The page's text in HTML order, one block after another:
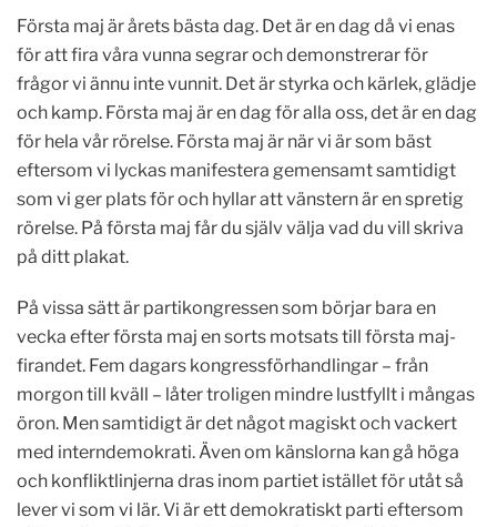
Första maj är årets bästa dag. Det är en dag då vi enas
för att fira våra vunna segrar och demonstrerar för
frågor vi ännu inte vunnit. Det är styrka och kärlek, glädje
och kamp. Första maj är en dag för alla oss, det är en dag
för hela vår rörelse. Första maj är när vi är som bäst
eftersom vi lyckas manifestera gemensamt samtidigt
som vi ger plats för och hyllar att vänstern är en spretig
rörelse. På första maj får du själv välja vad du vill skriva
på ditt plakat.
På vissa sätt är partikongressen som börjar bara en
vecka efter första maj en sorts motsats till första maj-
firandet. Fem dagars kongressförhandlingar – från
morgon till kväll – låter troligen mindre lustfyllt i mångas
öron. Men samtidigt är det något magiskt och vackert
med interndemokrati. Även om känslorna kan gå höga
och konfliktlinjerna dras inom partiet istället för utåt så
lever vi som vi lär. Vi är ett demokratiskt parti eftersom